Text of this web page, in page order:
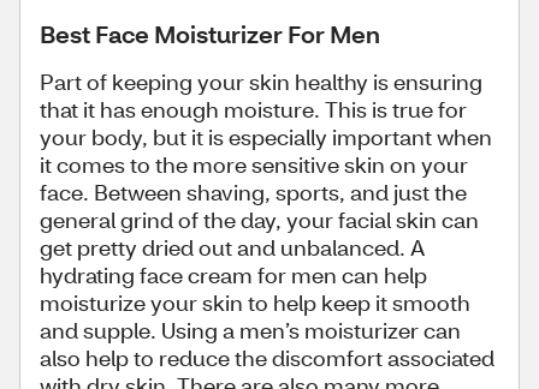
Best Face Moisturizer For Men
Part of keeping your skin healthy is ensuring
that it has enough moisture. This is true for
your body, but it is especially important when
it comes to the more sensitive skin on your
face. Between shaving, sports, and just the
general grind of the day, your facial skin can
get pretty dried out and unbalanced. A
hydrating face cream for men can help
moisturize your skin to help keep it smooth
and supple. Using a men’s moisturizer can
also help to reduce the discomfort associated